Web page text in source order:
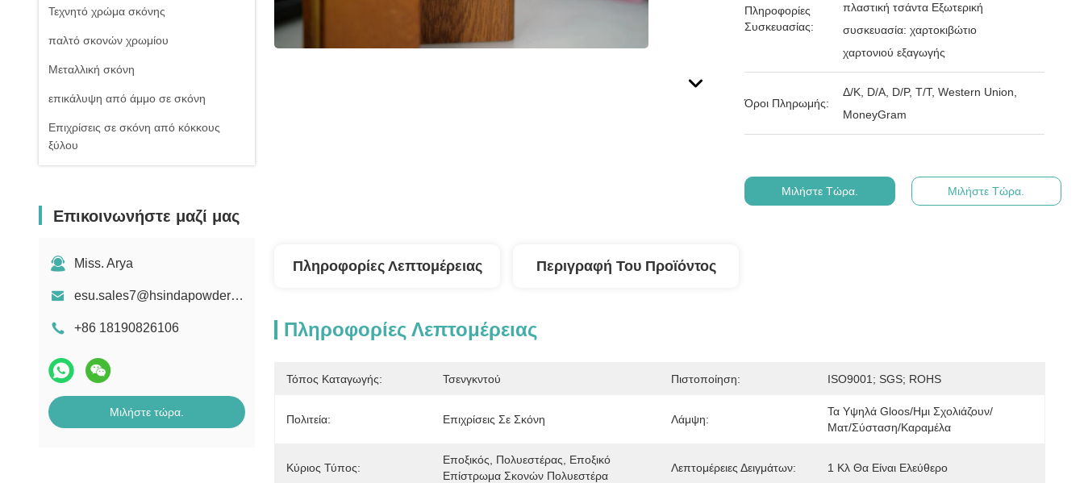
Τεχνητό χρώμα σκόνης
παλτό σκονών χρωμίου
Μεταλλική σκόνη
επικάλυψη από άμμο σε σκόνη
Επιχρίσεις σε σκόνη από κόκκους
ξύλου
Επικοινωνήστε μαζί μας
Miss. Arya
esu.sales7@hsindapowdercoating.com
+86 18190826106
Μιλήστε τώρα.
Πληροφορίες
Συσκευασίας:
πλαστική τσάντα Εξωτερική
συσκευασία: χαρτοκιβώτιο
χαρτονιού εξαγωγής
Όροι Πληρωμής:
Δ/Κ, D/Α, D/P, T/T, Western Union,
MoneyGram
Μιλήστε Τώρα. Μιλήστε Τώρα.
Πληροφορίες Λεπτομέρειας Περιγραφή Του Προϊόντος
Πληροφορίες Λεπτομέρειας
Τόπος Καταγωγής: Τσενγκντού Πιστοποίηση: ISO9001; SGS; ROHS
Πολιτεία: Επιχρίσεις Σε Σκόνη Λάμψη:
Τα Υψηλά Gloos/ημι Σχολιάζουν/
Ματ/σύσταση/καραμέλα
Κύριος Τύπος:
Εποξικός, Πολυεστέρας, Εποξικό
Επίστρωμα Σκονών Πολυεστέρα
Λεπτομέρειες Δειγμάτων: 1 Κλ Θα Είναι Ελεύθερο